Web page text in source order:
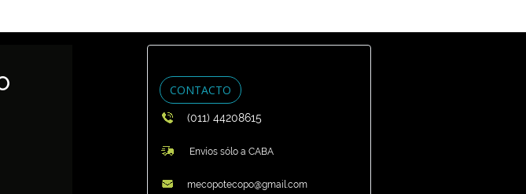
CONTACTO
(011) 44208615
Envíos sólo a CABA
mecopotecopo@gmail.com